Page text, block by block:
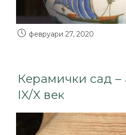
февруари 27, 2020
Керамички сад
IX/X век